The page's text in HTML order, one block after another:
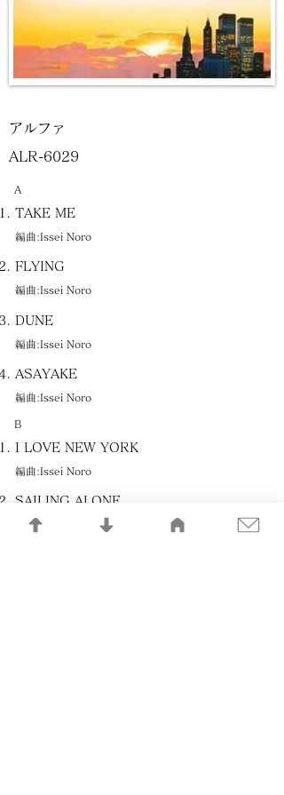
A
TAKE ME
編曲:Issei Noro
FLYING
編曲:Issei Noro
DUNE
編曲:Issei Noro
ASAYAKE
編曲:Issei Noro
B
I LOVE NEW YORK
編曲:Issei Noro
SAILING ALONE
編曲:Issei Noro
アルファ
ALR-6029